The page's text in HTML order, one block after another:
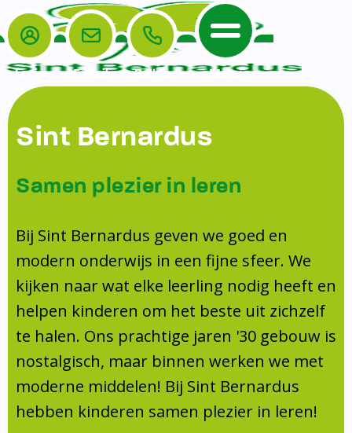
Home
De School
Veiligheidsplan
Onderwijs
Leerlingenraad
Leerlingenzorg
Doorstroomtoets
Jeugdprofessional op school
Centrum Jeugd en Gezin
Schoollogopedie
schoolondersteuningsprofiel
Schooltijden
Absentie
Vakanties
Aanmelden
Het Team
Ouders
Ouders
Tussenschoolse opvang
Activiteitencommissie (AC)
Medezeggenschapsraad (MR)
Formulieren
Klachtenregeling
Contact
Login E-mail Bellen Menu
Sint Bernardus
Samen plezier in leren
Bij Sint Bernardus geven we goed en
modern onderwijs in een fijne sfeer. We
kijken naar wat elke leerling nodig heeft en
helpen kinderen om het beste uit zichzelf
te halen. Ons prachtige jaren '30 gebouw is
nostalgisch, maar binnen werken we met
moderne middelen! Bij Sint Bernardus
hebben kinderen samen plezier in leren!